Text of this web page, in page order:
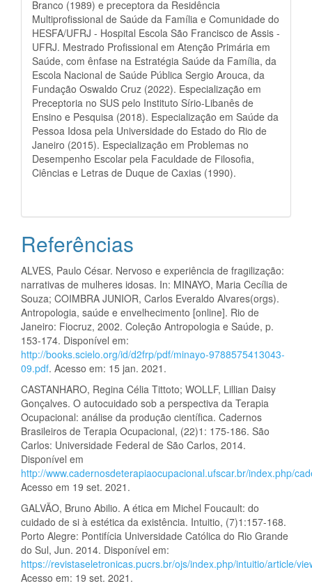
Branco (1989) e preceptora da Residência
Multiprofissional de Saúde da Família e Comunidade do
HESFA/UFRJ - Hospital Escola São Francisco de Assis -
UFRJ. Mestrado Profissional em Atenção Primária em
Saúde, com ênfase na Estratégia Saúde da Família, da
Escola Nacional de Saúde Pública Sergio Arouca, da
Fundação Oswaldo Cruz (2022). Especialização em
Preceptoria no SUS pelo Instituto Sírio-Libanês de
Ensino e Pesquisa (2018). Especialização em Saúde da
Pessoa Idosa pela Universidade do Estado do Rio de
Janeiro (2015). Especialização em Problemas no
Desempenho Escolar pela Faculdade de Filosofia,
Ciências e Letras de Duque de Caxias (1990).
Referências
ALVES, Paulo César. Nervoso e experiência de fragilização:
narrativas de mulheres idosas. In: MINAYO, Maria Cecília de
Souza; COIMBRA JUNIOR, Carlos Everaldo Alvares(orgs).
Antropologia, saúde e envelhecimento [online]. Rio de
Janeiro: Fiocruz, 2002. Coleção Antropologia e Saúde, p.
153-174. Disponível em:
http://books.scielo.org/id/d2frp/pdf/minayo-9788575413043-
09.pdf. Acesso em: 15 jan. 2021.
CASTANHARO, Regina Célia Tittoto; WOLLF, Lillian Daisy
Gonçalves. O autocuidado sob a perspectiva da Terapia
Ocupacional: análise da produção científica. Cadernos
Brasileiros de Terapia Ocupacional, (22)1: 175-186. São
Carlos: Universidade Federal de São Carlos, 2014.
Disponível em
http://www.cadernosdeterapiaocupacional.ufscar.br/index.php/
Acesso em 19 set. 2021.
GALVÃO, Bruno Abilio. A ética em Michel Foucault: do
cuidado de si à estética da existência. Intuitio, (7)1:157-168.
Porto Alegre: Pontifícia Universidade Católica do Rio Grande
do Sul, Jun. 2014. Disponível em:
https://revistaseletronicas.pucrs.br/ojs/index.php/intuitio/article/
Acesso em: 19 set. 2021.